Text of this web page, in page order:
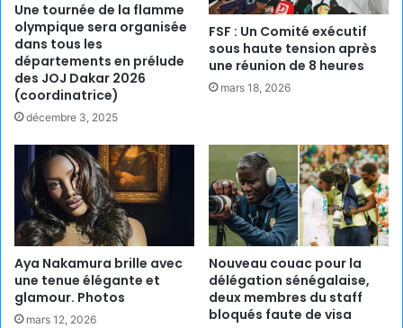
Une tournée de la flamme
olympique sera organisée
dans tous les
départements en prélude
des JOJ Dakar 2026
(coordinatrice)
décembre 3, 2025
FSF : Un Comité exécutif
sous haute tension après
une réunion de 8 heures
mars 18, 2026
Aya Nakamura brille avec
une tenue élégante et
glamour. Photos
mars 12, 2026
Nouveau couac pour la
délégation sénégalaise,
deux membres du staff
bloqués faute de visa